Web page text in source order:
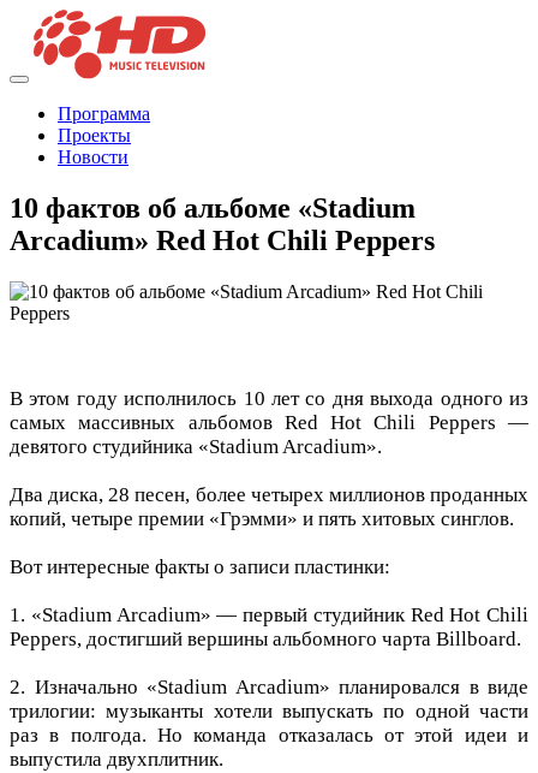
Программа
Проекты
Новости
10 фактов об альбоме «Stadium
Arcadium» Red Hot Chili Peppers
В этом году исполнилось 10 лет со дня выхода одного из
самых массивных альбомов Red Hot Chili Peppers —
девятого студийника «Stadium Arcadium».
Два диска, 28 песен, более четырех миллионов проданных
копий, четыре премии «Грэмми» и пять хитовых синглов.
Вот интересные факты о записи пластинки:
1. «Stadium Arcadium» — первый студийник Red Hot Chili
Peppers, достигший вершины альбомного чарта Billboard.
2. Изначально «Stadium Arcadium» планировался в виде
трилогии: музыканты хотели выпускать по одной части
раз в полгода. Но команда отказалась от этой идеи и
выпустила двухплитник.